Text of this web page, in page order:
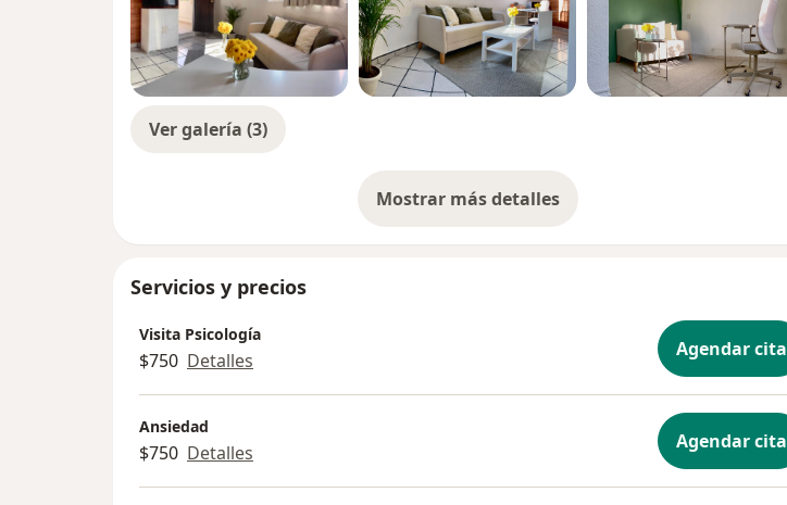
Ver galería (3)
Mostrar más detalles
sobre la experiencia
Servicios y precios
Visita Psicología
$750 Detalles Agendar cita
Ansiedad
$750 Detalles Agendar cita